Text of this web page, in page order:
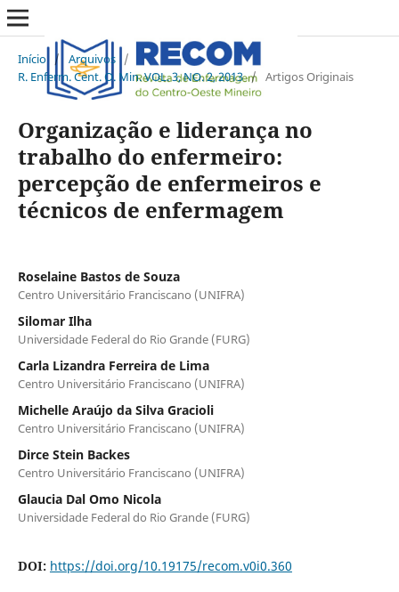
Início / Arquivos /
R. Enferm. Cent. O. Min. VOL. 3, NO. 2, 2013 / Artigos Originais
Organização e liderança no
trabalho do enfermeiro:
percepção de enfermeiros e
técnicos de enfermagem
Roselaine Bastos de Souza
Centro Universitário Franciscano (UNIFRA)
Silomar Ilha
Universidade Federal do Rio Grande (FURG)
Carla Lizandra Ferreira de Lima
Centro Universitário Franciscano (UNIFRA)
Michelle Araújo da Silva Gracioli
Centro Universitário Franciscano (UNIFRA)
Dirce Stein Backes
Centro Universitário Franciscano (UNIFRA)
Glaucia Dal Omo Nicola
Universidade Federal do Rio Grande (FURG)
DOI: https://doi.org/10.19175/recom.v0i0.360